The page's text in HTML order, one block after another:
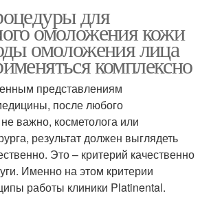
для
омоложения кожи
омоложения лица
комплексно
представлениям
после любого
важно, косметолога или
результат должен выглядеть
Это – критерий качественно
Именно на этом критерии
работы клиники Platinental.